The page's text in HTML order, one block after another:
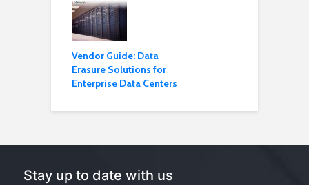
Vendor Guide: Data
Erasure Solutions for
Enterprise Data Centers
Stay up to date with us